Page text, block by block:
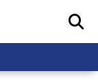
BUSCAR